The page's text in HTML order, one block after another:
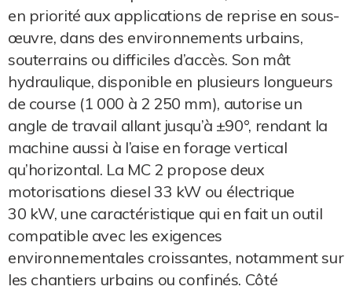
en priorité aux applications de reprise en sous-
œuvre, dans des environnements urbains,
souterrains ou difficiles d’accès. Son mât
hydraulique, disponible en plusieurs longueurs
de course (1 000 à 2 250 mm), autorise un
angle de travail allant jusqu’à ±90°, rendant la
machine aussi à l’aise en forage vertical
qu’horizontal. La MC 2 propose deux
motorisations diesel 33 kW ou électrique
30 kW, une caractéristique qui en fait un outil
compatible avec les exigences
environnementales croissantes, notamment sur
les chantiers urbains ou confinés. Côté